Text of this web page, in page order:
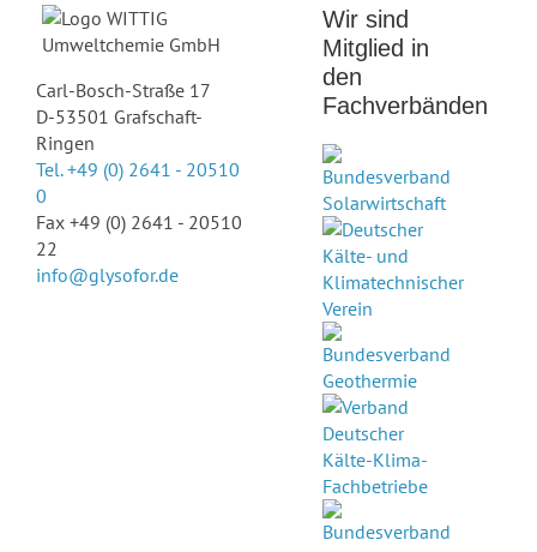
Carl-Bosch-Straße 17
D-53501 Grafschaft-
Ringen
Tel. +49 (0) 2641 - 20510
0
Fax +49 (0) 2641 - 20510
22
info@glysofor.de
Wir sind
Mitglied in
den
Fachverbänden